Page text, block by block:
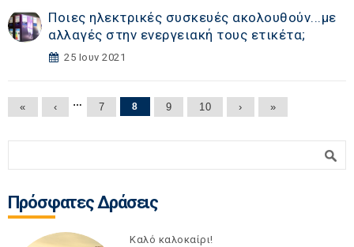
Ποιες ηλεκτρικές συσκευές ακολουθούν...με
αλλαγές στην ενεργειακή τους ετικέτα;
25 Ιουν 2021
Σελίδες
« ‹ … 7 8 9 10 › »
Πρόσφατες Δράσεις
Καλό καλοκαίρι!